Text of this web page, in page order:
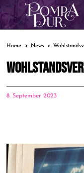
Home News
8. September 2023